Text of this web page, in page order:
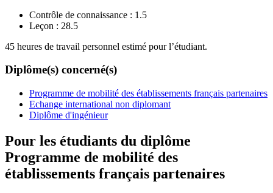
Contrôle de connaissance : 1.5
Leçon : 28.5
45 heures de travail personnel estimé pour l’étudiant.
Diplôme(s) concerné(s)
Programme de mobilité des établissements français partenaires
Echange international non diplomant
Diplôme d'ingénieur
Pour les étudiants du diplôme
Programme de mobilité des
établissements français partenaires